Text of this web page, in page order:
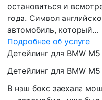
остановиться и
года. Символ
автомобиль, который…
Подробнее об услуге
Детейлинг для BMW M5
Детейлинг для BMW M5
В наш бокс заехала